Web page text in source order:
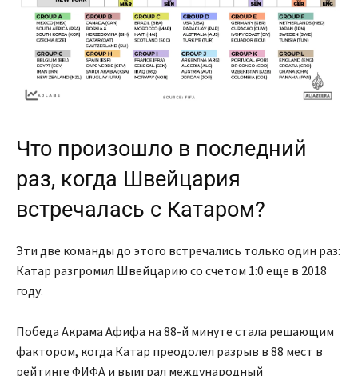
Что произошло в последний
раз, когда Швейцария
встречалась с Катаром?
Эти две команды до этого встречались только один раз:
Катар разгромил Швейцарию со счетом 1:0 еще в 2018
году.
Победа Акрама Афифа на 88-й минуте стала решающим
фактором, когда Катар преодолел разрыв в 88 мест в
рейтинге ФИФА и выиграл международный